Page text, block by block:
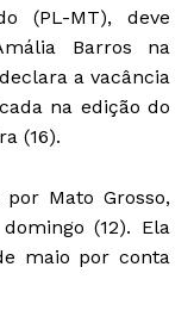
(PL-MT), deve
Barros na
a vacância
na edição do
(16).
Mato Grosso,
(12). Ela
maio por conta